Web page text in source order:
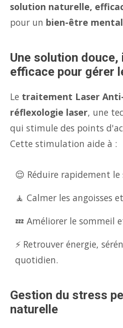
solution naturelle,
pour un bien-être
Une solution
efficace pour gérer
Le traitement Laser
réflexologie laser, une
qui stimule des points
Cette stimulation aide à :
😌 Réduire rapidement
🧘 Calmer les angoisses
💤 Améliorer le sommeil
⚡ Retrouver énergie,
quotidien.
Gestion du stress
naturelle